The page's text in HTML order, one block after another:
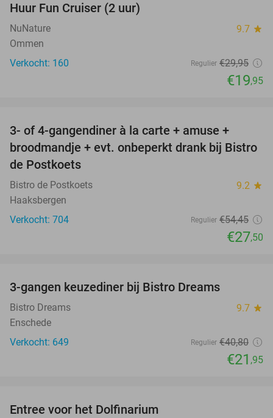
Huur Fun Cruiser (2 uur)
NuNature 9.7 star
Ommen
Verkocht: 160
Regulier €29,95
€19,95
3- of 4-gangendiner à la carte + amuse +
broodmandje + evt. onbeperkt drank bij Bistro
de Postkoets
Bistro de Postkoets 9.2 star
Haaksbergen
Verkocht: 704
Regulier €54,45
€27,50
3-gangen keuzediner bij Bistro Dreams
Bistro Dreams 9.7 star
Enschede
Verkocht: 649
Regulier €40,80
€21 ,95
Entree voor het Dolfinarium